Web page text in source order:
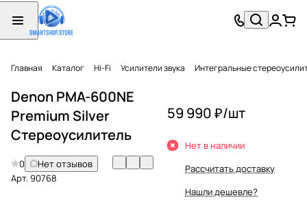
Главная Каталог Hi-Fi Усилители звука Интегральные
Denon PMA-600NE
Premium Silver
Стереоусилитель
0
Нет отзывов
Арт.90768
59 990 ₽/шт
Нет в наличии
Рассчитать доставку
Нашли дешевле?